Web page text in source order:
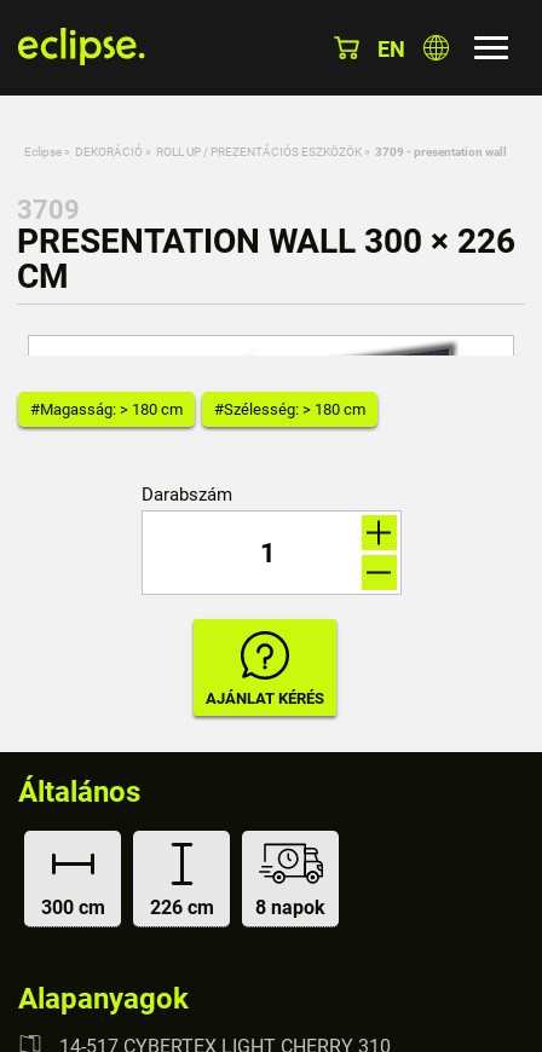
EN
Eclipse » DEKORÁCIÓ » ROLL UP / PREZENTÁCIÓS ESZKÖZÖK » 3709 - presentation wall
3709
PRESENTATION WALL 300 × 226
CM
#Magasság: > 180 cm #Szélesség: > 180 cm
Darabszám
Általános
300 cm 226 cm 8 napok
Alapanyagok
14-517 CYBERTEX LIGHT CHERRY 310